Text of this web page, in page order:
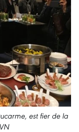
est fier de la